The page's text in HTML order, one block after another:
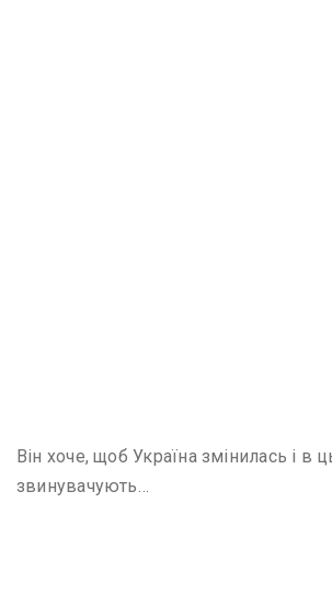
Він хоче, щоб Україна змінилась і в
звинувачують…